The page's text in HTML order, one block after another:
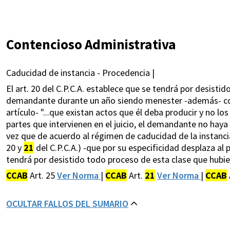
Contencioso Administrativa
Caducidad de instancia - Procedencia |
El art. 20 del C.P.C.A. establece que se tendrá por
demandante durante un año siendo menester -además-
artículo- "...que existan actos que él deba producir y no
partes que intervienen en el juicio, el demandante no
vez que de acuerdo al régimen de caducidad de la
20 y 21 del C.P.C.A.) -que por su especificidad desplaza al
tendrá por desistido todo proceso de esta clase que
CCAB Art. 25Ver Norma | CCAB Art. 21 Ver Norma | CCAB
OCULTAR FALLOS DEL SUMARIO